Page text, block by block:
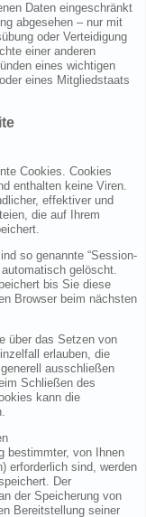
Daten eingeschränkt
abgesehen – nur mit
oder Verteidigung
einer anderen
eines wichtigen
eines Mitgliedstaats
Cookies. Cookies
enthalten keine Viren.
effektiver und
die auf Ihrem
so genannte “Session-
gelöscht.
bis Sie diese
Browser beim nächsten
über das Setzen von
erlauben, die
ausschließen
Schließen des
kann die
bestimmter, von Ihnen
erforderlich sind, werden
Der
der Speicherung von
Bereitstellung seiner